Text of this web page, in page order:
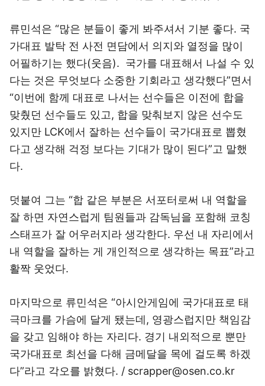
류민석은 “많은 분들이 좋게 봐주셔서 기분 좋다. 국
가대표 발탁 전 사전 면담에서 의지와 열정을 많이
어필하기는 했다(웃음). 국가를 대표해서 나설 수 있
다는 것은 무엇보다 소중한 기회라고 생각했다”면서
“이번에 함께 대표로 나서는 선수들은 이전에 합을
맞췄던 선수들도 있고, 합을 맞춰보지 않은 선수도
있지만 LCK에서 잘하는 선수들이 국가대표로 뽑혔
다고 생각해 걱정 보다는 기대가 많이 된다”고 말했
다.
덧붙여 그는 “합 같은 부분은 서포터로써 내 역할을
잘 하면 자연스럽게 팀원들과 감독님을 포함해 코칭
스태프가 잘 어우러지라 생각한다. 우선 내 자리에서
내 역할을 잘하는 게 개인적으로 생각하는 목표”라고
활짝 웃었다.
마지막으로 류민석은 “아시안게임에 국가대표로 태
극마크를 가슴에 달게 됐는데, 영광스럽지만 책임감
을 갖고 임해야 하는 자리다. 경기 내외적으로 뿐만
국가대표로 최선을 다해 금메달을 목에 걸도록 하겠
다”라고 각오를 밝혔다. / scrapper@osen.co.kr